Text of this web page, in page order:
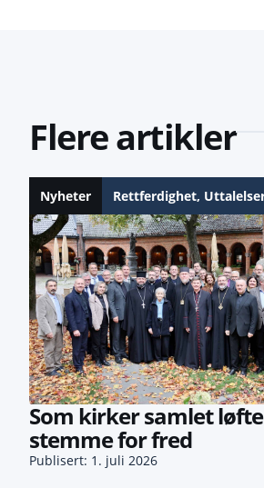
Flere artikler
Nyheter Rettferdighet,
Som kirker samlet
stemme for fred
Publisert: 1. juli 2026